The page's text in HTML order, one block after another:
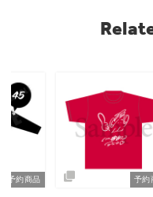
予約商品 予約